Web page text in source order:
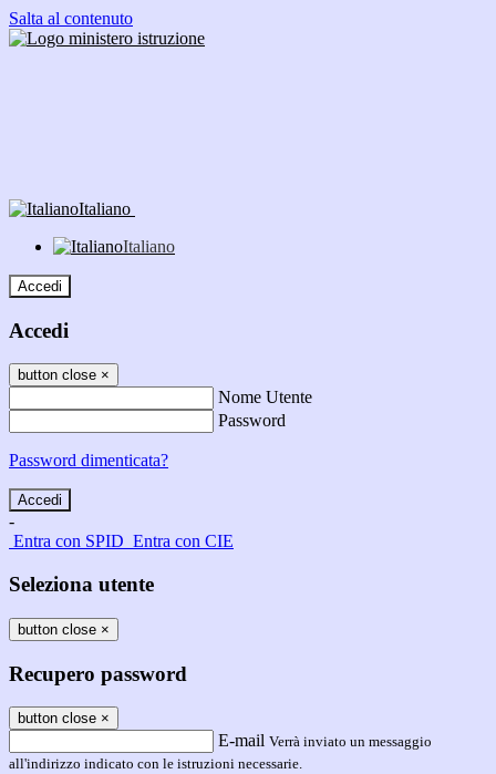
Salta al contenuto
Italiano
Italiano
Accedi
Accedi
button close ×
Nome Utente
Password
Password dimenticata?
-
Entra con SPID Entra con CIE
Seleziona utente
button close ×
Recupero password
button close ×
E-mail Verrà inviato un messaggio
all'indirizzo indicato con le istruzioni necessarie.